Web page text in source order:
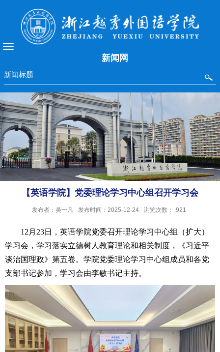
新闻网
【英语学院】党委理论学习中心组召开学习会
发布者：吴一凡 发布时间：2025-12-24 浏览次数： 921
12月23日，英语学院党委召开理论学习中心组（扩大）
学习会，学习落实立德树人教育理论和相关制度，《习近平
谈治国理政》第五卷。学院党委理论学习中心组成员和各党
支部书记参加，学习会由李敏书记主持。